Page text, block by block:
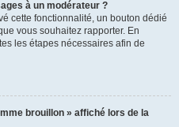
à un modérateur ?
cette fonctionnalité, un bouton dédié
vous souhaitez rapporter. En
les étapes nécessaires afin de
brouillon » affiché lors de la